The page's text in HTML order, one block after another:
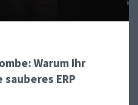
Warum Ihr
ERP